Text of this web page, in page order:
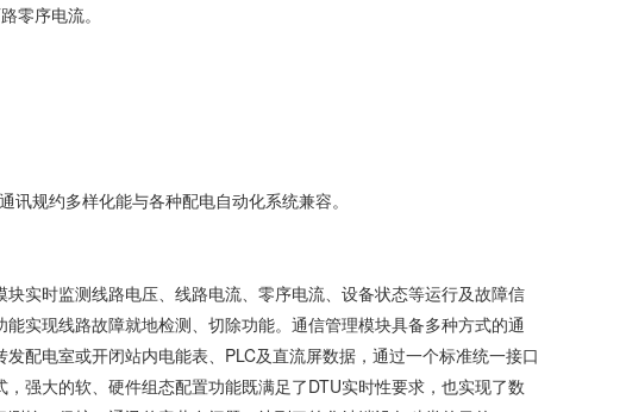
零序电流。
规约多样化能与各种配电自动化系统兼容。
实时监测线路电压、线路电流、零序电流、设备状态等运行及故障信
实现线路故障就地检测、切除功能。通信管理模块具备多种方式的通
配电室或开闭站内电能表、PLC及直流屏数据，通过一个标准统一接口
强大的软、硬件组态配置功能既满足了DTU实时性要求，也实现了数